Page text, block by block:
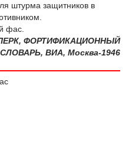
штурма защитников в
фас.
ФОРТИФИКАЦИОННЫЙ
СЛОВАРЬ, ВИА, Москва-1946